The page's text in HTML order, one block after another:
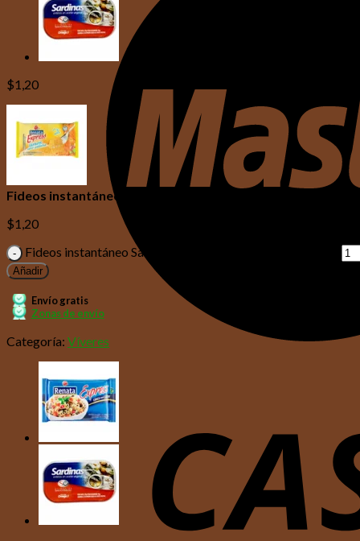
$1,20
Fideos instantáneo Sabor a Gallina Renata 80 Gr
$1,20
Fideos instantáneo Sabor a Gallina Renata 80 Gr cantidad
Añadir
Envío gratis
Zonas de envío
Categoría: Víveres